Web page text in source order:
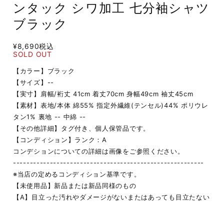
ンタック シワ加工 七分袖シャツ
ブラック
¥8,690税込
SOLD OUT
【カラー】ブラック
【サイズ】--
【実寸】肩幅/裄丈 41cm 着丈70cm 身幅49cm 袖丈45cm
【素材】表地/本体 綿55% 指定外繊維(テンセル)44% ポリウレ
タン1% 裏地 -- 中綿 --
【その他詳細】タグ付き、個人保管品です。
【コンディション】ランク：A
コンデションについての詳細は画像をご参照ください。
---------------------------------------------------------
※当店の定めるコンディション基準です。
【未使用品】新品または新品同様のもの
【A】目立った汚れやダメージがないまたはあっても目立たない